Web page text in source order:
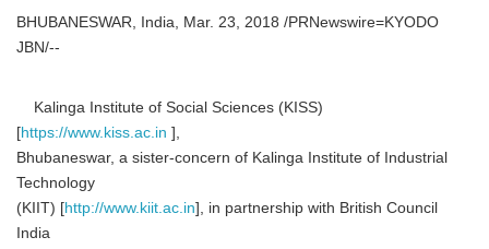
BHUBANESWAR, India, Mar. 23, 2018 /PRNewswire=KYODO
JBN/--
Kalinga Institute of Social Sciences (KISS)
[https://www.kiss.ac.in ],
Bhubaneswar, a sister-concern of Kalinga Institute of Industrial
Technology
(KIIT) [http://www.kiit.ac.in], in partnership with British Council
India